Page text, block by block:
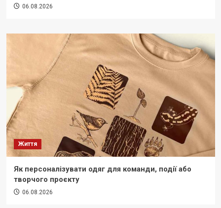
06.08.2026
Життя
Як персоналізувати одяг для команди, події або
творчого проєкту
06.08.2026